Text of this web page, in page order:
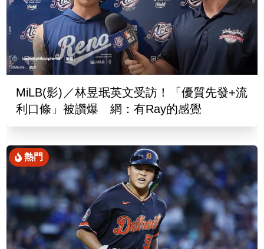
MiLB(影)／林昱珉英文受訪！「優質先發+流
利口條」被讚爆 網：有Ray的感覺
熱門